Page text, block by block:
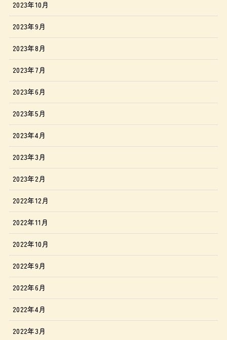
2023年10月
2023年9月
2023年8月
2023年7月
2023年6月
2023年5月
2023年4月
2023年3月
2023年2月
2022年12月
2022年11月
2022年10月
2022年9月
2022年6月
2022年4月
2022年3月